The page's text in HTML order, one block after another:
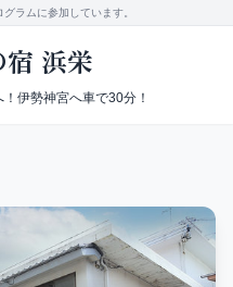
ラムに参加しています。
浜栄
伊勢神宮へ車で30分！